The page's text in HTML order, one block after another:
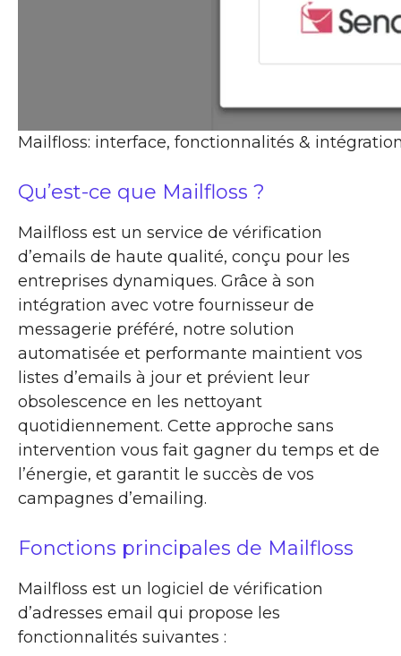
Mailfloss: interface, fonctionnalités &
Qu’est-ce que Mailfloss ?
Mailfloss est un service de vérification
d’emails de haute qualité, conçu pour les
entreprises dynamiques. Grâce à son
intégration avec votre fournisseur de
messagerie préféré, notre solution
automatisée et performante maintient vos
listes d’emails à jour et prévient leur
obsolescence en les nettoyant
quotidiennement. Cette approche sans
intervention vous fait gagner du temps et de
l’énergie, et garantit le succès de vos
campagnes d’emailing.
Fonctions principales de Mailfloss
Mailfloss est un logiciel de vérification
d’adresses email qui propose les
fonctionnalités suivantes :